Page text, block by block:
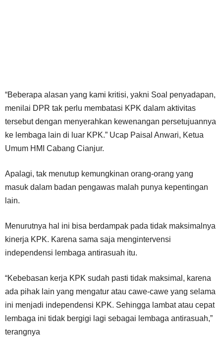
“Beberapa alasan yang kami kritisi, yakni Soal penyadapan,
menilai DPR tak perlu membatasi KPK dalam aktivitas
tersebut dengan menyerahkan kewenangan persetujuannya
ke lembaga lain di luar KPK.” Ucap Paisal Anwari, Ketua
Umum HMI Cabang Cianjur.
Apalagi, tak menutup kemungkinan orang-orang yang
masuk dalam badan pengawas malah punya kepentingan
lain.
Menurutnya hal ini bisa berdampak pada tidak maksimalnya
kinerja KPK. Karena sama saja mengintervensi
independensi lembaga antirasuah itu.
“Kebebasan kerja KPK sudah pasti tidak maksimal, karena
ada pihak lain yang mengatur atau cawe-cawe yang selama
ini menjadi independensi KPK. Sehingga lambat atau cepat
lembaga ini tidak bergigi lagi sebagai lembaga antirasuah,”
terangnya